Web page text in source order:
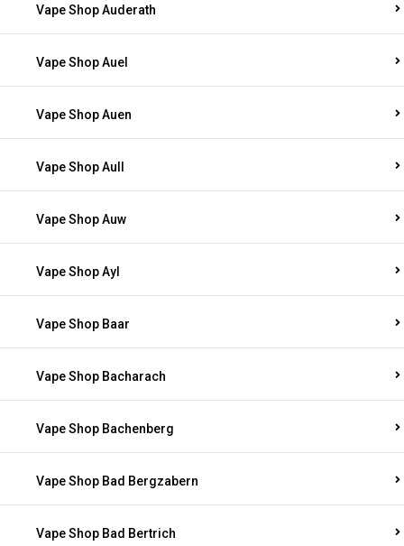
Vape Shop Auderath
Vape Shop Auel
Vape Shop Auen
Vape Shop Aull
Vape Shop Auw
Vape Shop Ayl
Vape Shop Baar
Vape Shop Bacharach
Vape Shop Bachenberg
Vape Shop Bad Bergzabern
Vape Shop Bad Bertrich